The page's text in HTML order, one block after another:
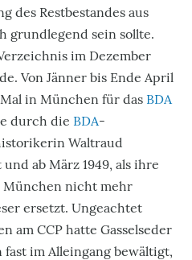
des Restbestandes aus
grundlegend sein sollte.
im Dezember
Von Jänner bis Ende April
in München für das BDA
durch die BDA-
Waltraud
ab März 1949, als ihre
nicht mehr
ersetzt. Ungeachtet
am CCP hatte Gasselseder
im Alleingang bewältigt,